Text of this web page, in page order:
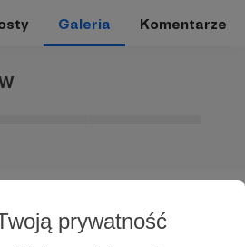
prywatność
Galeria Komentarze